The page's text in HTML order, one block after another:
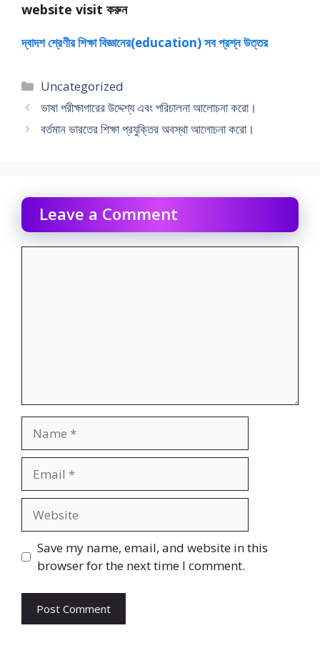
website visit করুন
দ্বাদশ শ্রেণীর শিক্ষা বিজ্ঞানের(education) সব প্রশ্ন উত্তর
Categories
Uncategorized
ভাষা পরীক্ষাগারের উদ্দেশ্য এবং পরিচালনা আলােচনা করাে।
বর্তমান ভারতের শিক্ষা প্রযুক্তির অবস্থা আলােচনা করাে।
Leave a Comment
Save my name, email, and website in this
browser for the next time I comment.